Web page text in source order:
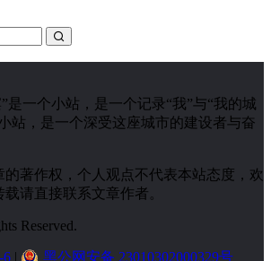
是一个小站，是一个记录“我”与“我的城
站，是一个深受这座城市的建设者与奋
的著作权，个人观点不代表本站态度，欢
请直接联系文章作者。
Reserved.
6 | 黑公网安备 23010302000329号